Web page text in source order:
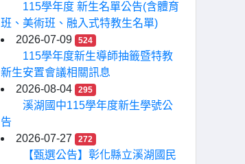
115學年度 新生名單公告(含體育
班、美術班、融入式特教生名單)
2026-07-09
524
115學年度新生導師抽籤暨特教
新生安置會議相關訊息
2026-08-04
295
溪湖國中115學年度新生學號公
告
2026-07-27
272
【甄選公告】彰化縣立溪湖國民